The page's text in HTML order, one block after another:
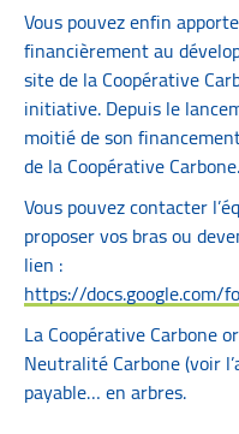
Vous pouvez enfin
financièrement au
site de la Coopérative
initiative. Depuis le
moitié de son
de la Coopérative Carbone.
Vous pouvez contacter
proposer vos bras ou
lien :
https://docs.google.com/
La Coopérative Carbone
Neutralité Carbone (voir
payable… en arbres.